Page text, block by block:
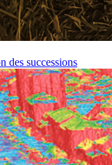
des successions